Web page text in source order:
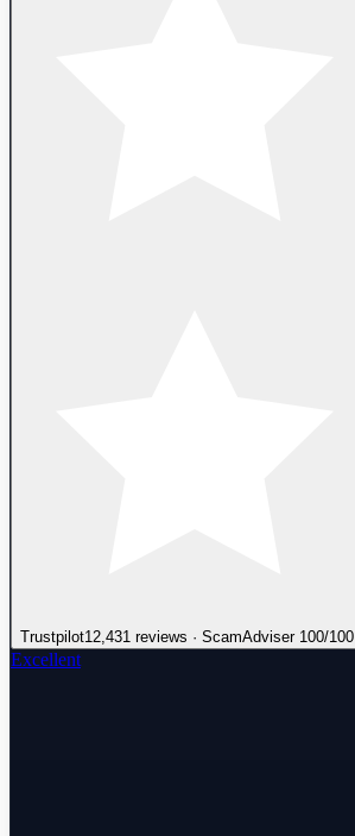
Trustpilot12,431 reviews · ScamAdviser 100/100
Excellent